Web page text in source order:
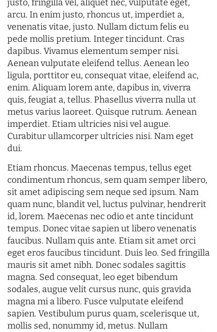
justo, fringilla vel, aliquet nec, vulputate eget,
arcu. In enim justo, rhoncus ut, imperdiet a,
venenatis vitae, justo. Nullam dictum felis eu
pede mollis pretium. Integer tincidunt. Cras
dapibus. Vivamus elementum semper nisi.
Aenean vulputate eleifend tellus. Aenean leo
ligula, porttitor eu, consequat vitae, eleifend ac,
enim. Aliquam lorem ante, dapibus in, viverra
quis, feugiat a, tellus. Phasellus viverra nulla ut
metus varius laoreet. Quisque rutrum. Aenean
imperdiet. Etiam ultricies nisi vel augue.
Curabitur ullamcorper ultricies nisi. Nam eget
dui.
Etiam rhoncus. Maecenas tempus, tellus eget
condimentum rhoncus, sem quam semper libero,
sit amet adipiscing sem neque sed ipsum. Nam
quam nunc, blandit vel, luctus pulvinar, hendrerit
id, lorem. Maecenas nec odio et ante tincidunt
tempus. Donec vitae sapien ut libero venenatis
faucibus. Nullam quis ante. Etiam sit amet orci
eget eros faucibus tincidunt. Duis leo. Sed fringilla
mauris sit amet nibh. Donec sodales sagittis
magna. Sed consequat, leo eget bibendum
sodales, augue velit cursus nunc, quis gravida
magna mi a libero. Fusce vulputate eleifend
sapien. Vestibulum purus quam, scelerisque ut,
mollis sed, nonummy id, metus. Nullam